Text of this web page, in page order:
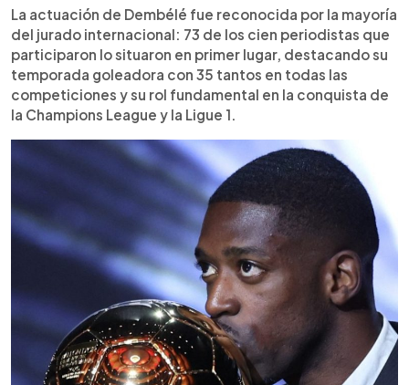
La actuación de Dembélé fue reconocida por la mayoría
del jurado internacional: 73 de los cien periodistas que
participaron lo situaron en primer lugar, destacando su
temporada goleadora con 35 tantos en todas las
competiciones y su rol fundamental en la conquista de
la Champions League y la Ligue 1.